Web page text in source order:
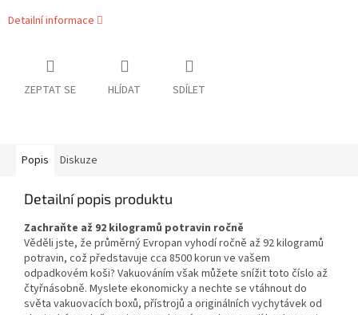
Detailní informace
ZEPTAT SE HLÍDAT SDÍLET
Popis Diskuze
Detailní popis produktu
Zachraňte až 92 kilogramů potravin ročně
Věděli jste, že průměrný Evropan vyhodí ročně až 92 kilogramů
potravin, což představuje cca 8500 korun ve vašem
odpadkovém koši? Vakuováním však můžete snížit toto číslo až
čtyřnásobně. Myslete ekonomicky a nechte se vtáhnout do
světa vakuovacích boxů, přístrojů a originálních vychytávek od